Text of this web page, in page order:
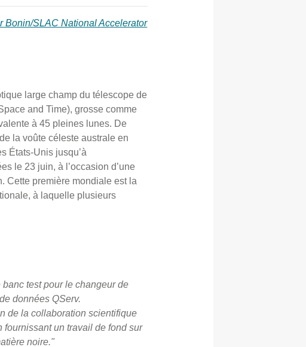
SLAC National Accelerator Laboratory. -
Bonin/SLAC National Accelerator
large champ du télescope de
and Time), grosse comme
à 45 pleines lunes. De
la voûte céleste australe en
États-Unis jusqu’à
le 23 juin, à l’occasion d’une
Cette première mondiale est la
à laquelle plusieurs
test pour le changeur de
données QServ.
de la collaboration scientifique
un travail de fond sur
noire."